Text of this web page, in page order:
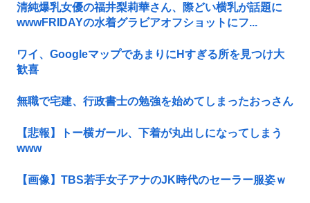
清純爆乳女優の福井梨莉華さん、際どい横乳が話題に
wwwFRIDAYの水着グラビアオフショットにフ...
ワイ、GoogleマップであまりにΗすぎる所を見つけ大
歓喜
無職で宅建、行政書士の勉強を始めてしまったおっさん
【悲報】トー横ガール、下着が丸出しになってしまう
www
【画像】TBS若手女子アナのJK時代のセーラー服姿ｗ